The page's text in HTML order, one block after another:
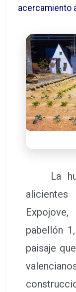
acercamiento
La
pabellón
paisaje